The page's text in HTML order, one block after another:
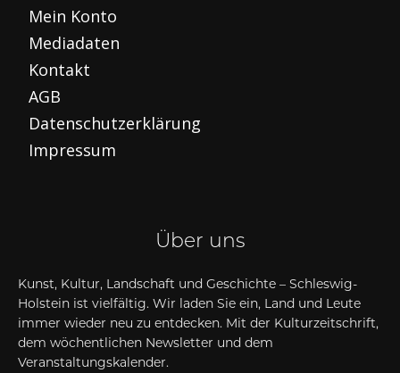
Mein Konto
Mediadaten
Kontakt
AGB
Datenschutzerklärung
Impressum
Über uns
Kunst, Kultur, Landschaft und Geschichte – Schleswig-
Holstein ist vielfältig. Wir laden Sie ein, Land und Leute
immer wieder neu zu entdecken. Mit der Kulturzeitschrift,
dem wöchentlichen Newsletter und dem
Veranstaltungskalender.